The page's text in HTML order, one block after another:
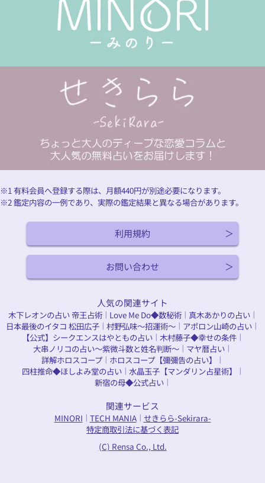
※1 有料会員へ登録する際は、月額440円が別途必要になります。
※2 鑑定内容の一例であり、実際の鑑定結果と異なる場合があります。
利用規約
お問い合わせ
人気の関連サイト
木下レオンの占い 帝王占術｜ Love Me Do◆数秘術｜ 真木あかりの占い｜
日本最後のイタコ 松田広子 ｜ 村野弘味～招運術～ ｜ アポロン山崎の占い ｜
【公式】シークエンスはやともの占い｜ 木村藤子◆幸せの条件｜
大串ノリコの占い～紫微斗数と姓名判断～ ｜ マヤ暦占い ｜
詳解ホロスコープ｜ ホロスコープ【彌彌告の占い】 ｜
四柱推命◆ほしよみ堂の占い｜ 水晶玉子【マンダリン占星術】 ｜
新宿の母◆公式占い｜
関連サービス
MINORI ｜ TECH MANIA｜ せきらら-Sekirara-
特定商取引法に基づく表記
(C) Rensa Co., Ltd.